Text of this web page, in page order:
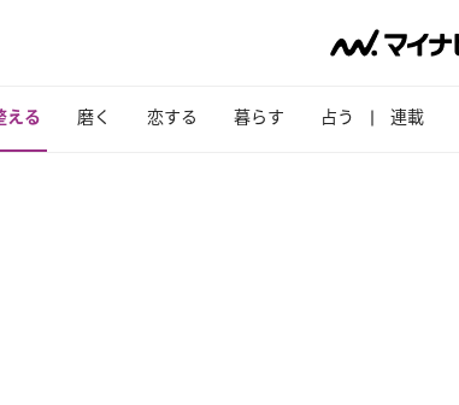
える 磨く 恋する 暮らす 占う 連載